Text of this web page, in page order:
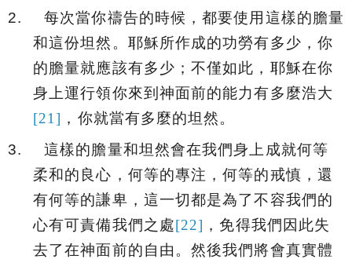
2.
每次當你禱告的時候，都要使用這樣的膽量
和這份坦然。耶穌所作成的功勞有多少，你
的膽量就應該有多少；不僅如此，耶穌在你
身上運行領你來到神面前的能力有多麼浩大
[21] ，你就當有多麼的坦然。
3.
這樣的膽量和坦然會在我們身上成就何等
柔和的良心，何等的專注，何等的戒慎，還
有何等的謙卑，這一切都是為了不容我們的
心有可責備我們之處[22] ，免得我們因此失
去了在神面前的自由。然後我們將會真實體